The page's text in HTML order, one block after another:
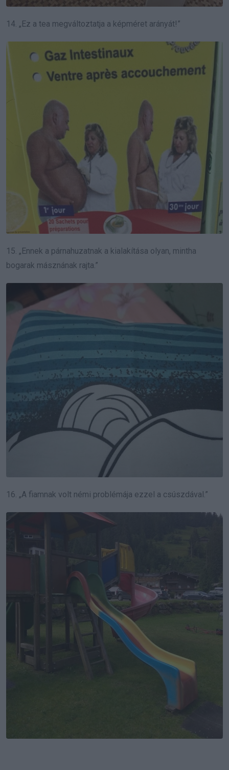
14. „Ez a tea megváltoztatja a képméret arányát!”
15. „Ennek a párnahuzatnak a kialakítása olyan, mintha
bogarak másznának rajta.”
16. „A fiamnak volt némi problémája ezzel a csúszdával.”